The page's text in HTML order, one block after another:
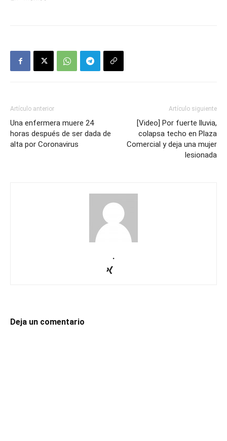
Artículo anterior
Una enfermera muere 24
horas después de ser dada de
alta por Coronavirus
Artículo siguiente
[Video] Por fuerte lluvia,
colapsa techo en Plaza
Comercial y deja una mujer
lesionada
.
Deja un comentario